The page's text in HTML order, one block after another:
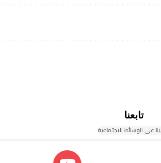
تابعنا
على الوسائط الاجتماعية